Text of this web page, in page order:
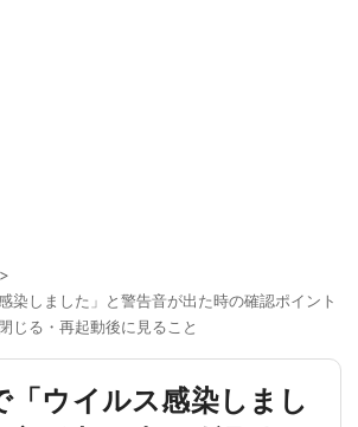
染しました」と警告音が出た時の確認ポイント
じる・再起動後に見ること
「ウイルス感染しまし